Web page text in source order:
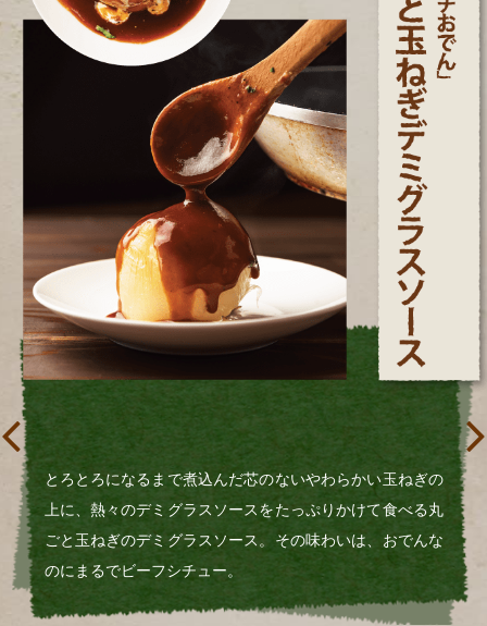
の
る丸
な
フランス語では「ブール・ノワゼット」と呼ばれて
クと香りがたまらない焦がしバターのソースを厚揚
っぷりとかけたフレンチおでんです。ウリである隠
柚子胡椒が味を引き締めています。